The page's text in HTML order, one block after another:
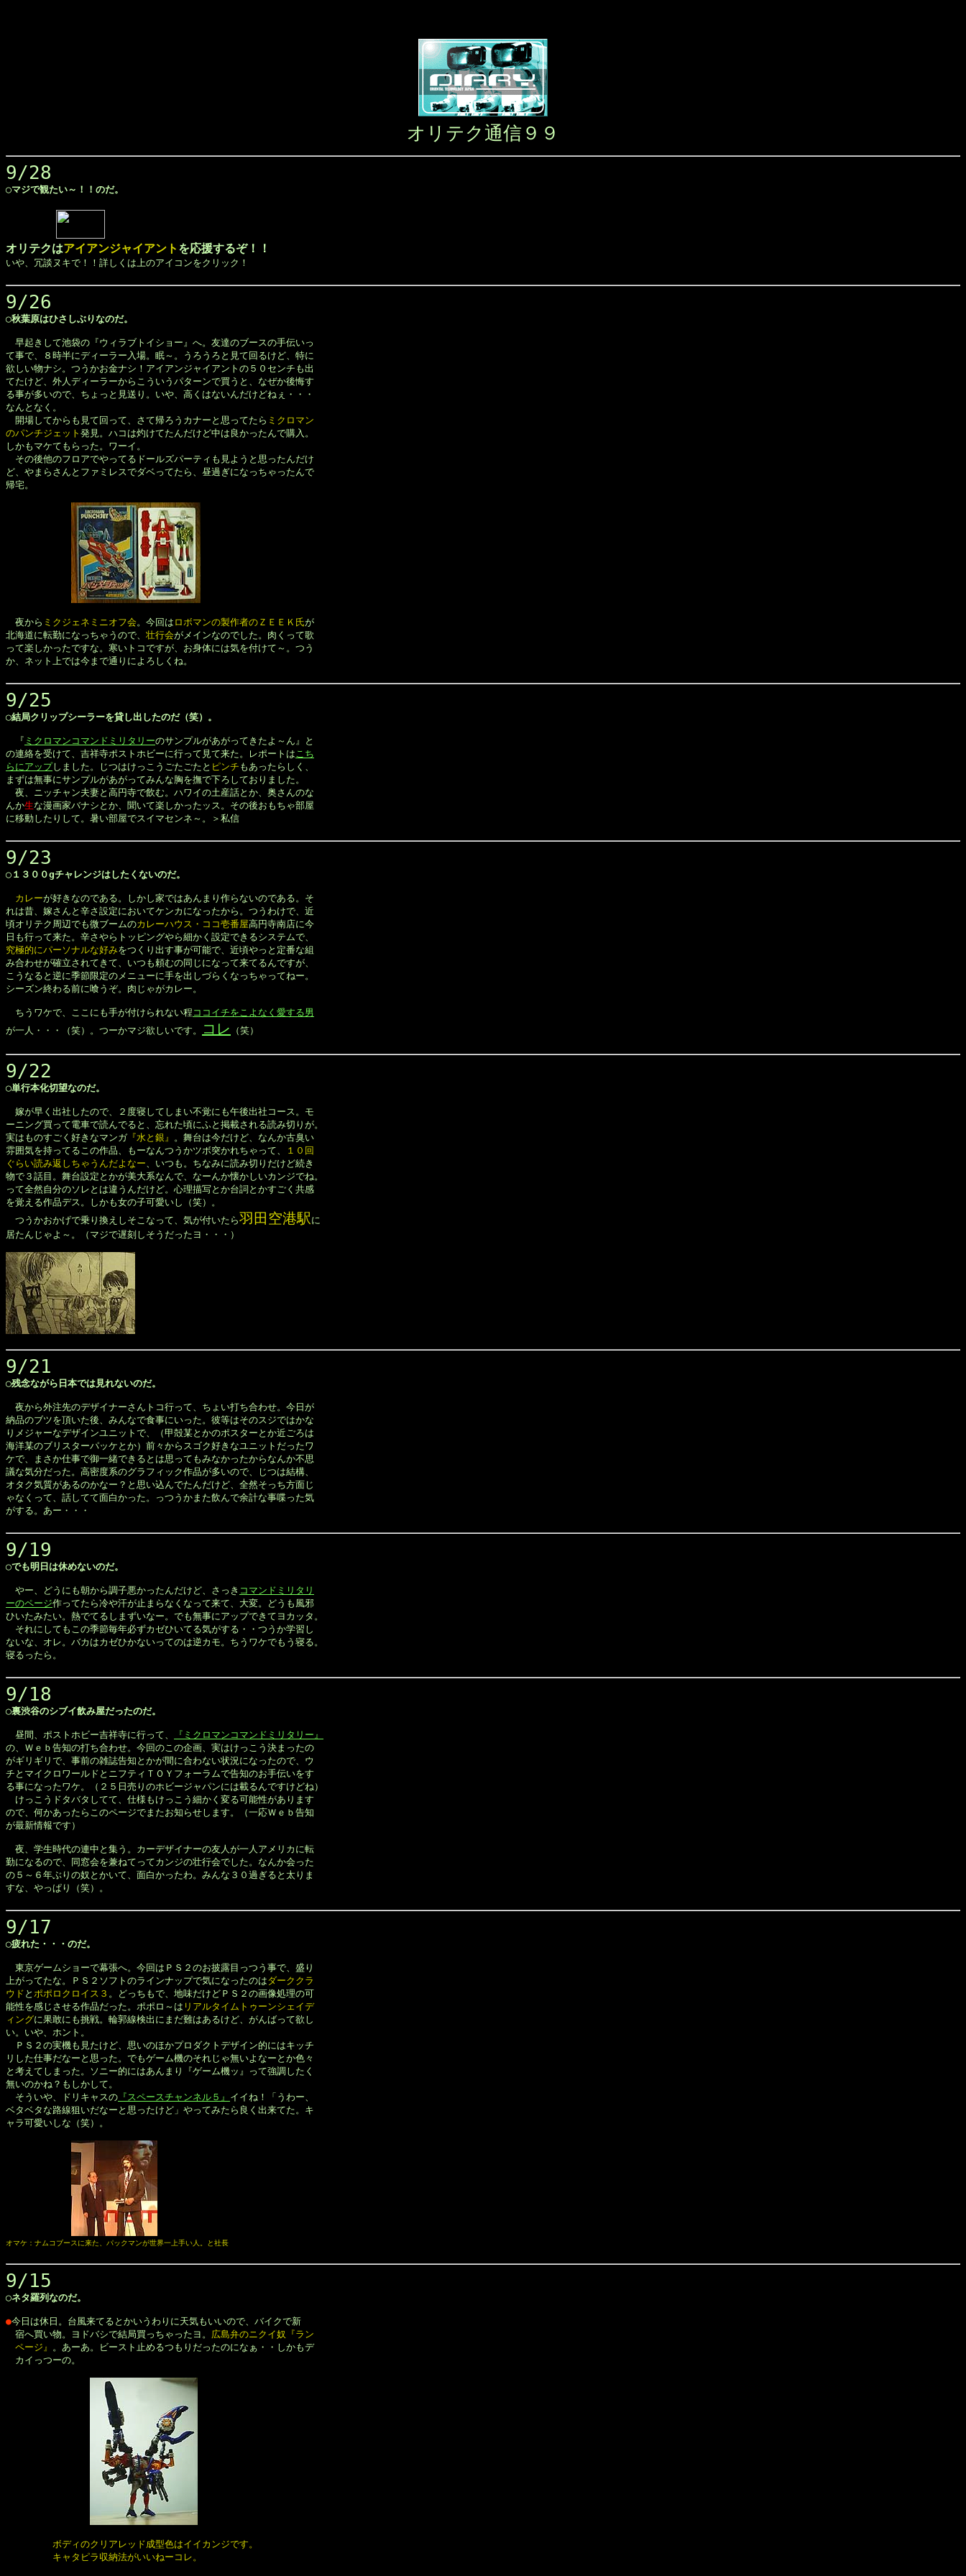
オリテク通信９９
9/28
◯マジで観たい～！！のだ。
オリテクはアイアンジャイアント を応援するぞ！！
いや、冗談ヌキで！！詳しくは上のアイコンをクリック！
9/26
◯秋葉原はひさしぶりなのだ。
早起きして池袋の『ウィラブトイショー』へ。友達のブースの手伝いっ
て事で、８時半にディーラー入場。眠～。うろうろと見て回るけど、特に
欲しい物ナシ。つうかお金ナシ！アイアンジャイアントの５０センチも出
てたけど、外人ディーラーからこういうパターンで買うと、なぜか後悔す
る事が多いので、ちょっと見送り。いや、高くはないんだけどねぇ・・・
なんとなく。
開場してからも見て回って、さて帰ろうカナーと思ってたら ミクロマン
のパンチジェット 発見。ハコは灼けてたんだけど中は良かったんで購入。
しかもマケてもらった。ワーイ。
その後他のフロアでやってるドールズパーティも見ようと思ったんだけ
ど、やまらさんとファミレスでダベってたら、昼過ぎになっちゃったんで
帰宅。
夜から ミクジェネミニオフ会 。今回は ロボマンの製作者のＺＥＥＫ氏が
北海道に転勤になっちゃうので、 壮行会がメインなのでした。肉くって歌
って楽しかったですな。寒いトコですが、お身体には気を付けて～。つう
か、ネット上では今まで通りによろしくね。
9/25
◯結局クリップシーラーを貸し出したのだ（笑）。
『 ミクロマンコマンドミリタリーのサンプルがあがってきたよ～ん』と
の連絡を受けて、吉祥寺ポストホビーに行って見て来た。レポートは こち
らにアップしました。じつはけっこうごたごたと ピンチ もあったらしく、
まずは無事にサンプルがあがってみんな胸を撫で下ろしておりました。
夜、ニッチャン夫妻と高円寺で飲む。ハワイの土産話とか、奥さんのな
んか生な漫画家バナシとか、聞いて楽しかったッス。その後おもちゃ部屋
に移動したりして。暑い部屋でスイマセンネ～。＞私信
9/23
◯１３００gチャレンジはしたくないのだ。
カレーが好きなのである。しかし家ではあんまり作らないのである。そ
れは昔、嫁さんと辛さ設定においてケンカになったから。つうわけで、近
頃オリテク周辺でも微ブームのカレーハウス・ココ壱番屋高円寺南店に今
日も行って来た。辛さやらトッピングやら細かく設定できるシステムで、
究極的にパーソナルな好みをつくり出す事が可能で、近頃やっと定番な組
み合わせが確立されてきて、いつも頼むの同じになって来てるんですが、
こうなると逆に季節限定のメニューに手を出しづらくなっちゃってねー。
シーズン終わる前に喰うぞ。肉じゃがカレー。
ちうワケで、ここにも手が付けられない程 ココイチをこよなく愛する男
が一人・・・（笑）。つーかマジ欲しいです。
コレ （笑）
9/22
◯単行本化切望なのだ。
嫁が早く出社したので、２度寝してしまい不覚にも午後出社コース。モ
ーニング買って電車で読んでると、忘れた頃にふと掲載される読み切りが。
実はものすごく好きなマンガ『水と銀』
。舞台は今だけど、なんか古臭い
雰囲気を持ってるこの作品、もーなんつうかツボ突かれちゃって、
１０回
ぐらい読み返しちゃうんだよなー 、いつも。ちなみに読み切りだけど続き
物で３話目。舞台設定とかが美大系なんで、なーんか懐かしいカンジでね。
って全然自分のソレとは違うんだけど。心理描写とか台詞とかすごく共感
を覚える作品デス。しかも女の子可愛いし（笑）。
つうかおかげで乗り換えしそこなって、気が付いたら羽田空港駅 に
居たんじゃよ～。（マジで遅刻しそうだったヨ・・・）
9/21
◯残念ながら日本では見れないのだ。
夜から外注先のデザイナーさんトコ行って、ちょい打ち合わせ。今日が
納品のブツを頂いた後、みんなで食事にいった。彼等はそのスジではかな
りメジャーなデザインユニットで、（甲殻某とかのポスターとか近ごろは
海洋某のブリスターパッケとか）前々からスゴク好きなユニットだったワ
ケで、まさか仕事で御一緒できるとは思ってもみなかったからなんか不思
議な気分だった。高密度系のグラフィック作品が多いので、じつは結構、
オタク気質があるのかなー？と思い込んでたんだけど、全然そっち方面じ
ゃなくって、話してて面白かった。っつうかまた飲んで余計な事喋った気
がする。あー・・・
9/19
◯でも明日は休めないのだ。
やー、どうにも朝から調子悪かったんだけど、さっき コマンドミリタリ
ーのページ作ってたら冷や汗が止まらなくなって来て、大変。どうも風邪
ひいたみたい。熱でてるしまずいなー。でも無事にアップできてヨカッタ。
それにしてもこの季節毎年必ずカゼひいてる気がする・・つうか学習し
ないな、オレ。バカはカゼひかないってのは逆カモ。ちうワケでもう寝る。
寝るったら。
9/18
◯裏渋谷のシブイ飲み屋だったのだ。
昼間、ポストホビー吉祥寺に行って、
『ミクロマンコマンドミリタリー』
の、Ｗｅｂ告知の打ち合わせ。今回のこの企画、実はけっこう決まったの
がギリギリで、事前の雑誌告知とかが間に合わない状況になったので、ウ
チとマイクロワールドとニフティＴＯＹフォーラムで告知のお手伝いをす
る事になったワケ。（２５日売りのホビージャパンには載るんですけどね）
けっこうドタバタしてて、仕様もけっこう細かく変る可能性があります
ので、何かあったらこのページでまたお知らせします。（一応Ｗｅｂ告知
が最新情報です）
夜、学生時代の連中と集う。カーデザイナーの友人が一人アメリカに転
勤になるので、同窓会を兼ねてってカンジの壮行会でした。なんか会った
の５～６年ぶりの奴とかいて、面白かったわ。みんな３０過ぎると太りま
すな、やっぱり（笑）。
9/17
◯疲れた・・・のだ。
東京ゲームショーで幕張へ。今回はＰＳ２のお披露目っつう事で、盛り
上がってたな。ＰＳ２ソフトのラインナップで気になったのはダーククラ
ウド と ポポロクロイス３ 。どっちもで、地味だけどＰＳ２の画像処理の可
能性を感じさせる作品だった。ポポロ～は リアルタイムトゥーンシェイデ
ィングに果敢にも挑戦。輪郭線検出にまだ難はあるけど、がんばって欲し
い。いや、ホント。
ＰＳ２の実機も見たけど、思いのほかプロダクトデザイン的にはキッチ
リした仕事だなーと思った。でもゲーム機のそれじゃ無いよなーとか色々
と考えてしまった。ソニー的にはあんまり『ゲーム機ッ』って強調したく
無いのかね？もしかして。
そういや、ドリキャスの 『スペースチャンネル５』 イイね！「うわー、
ベタベタな路線狙いだなーと思ったけど」やってみたら良く出来てた。キ
ャラ可愛いしな（笑）。
オマケ：ナムコブースに来た、パックマンが世界一上手い人。と社長
9/15
◯ネタ羅列なのだ。
●今日は休日。台風来てるとかいうわりに天気もいいので、バイクで新
宿へ買い物。ヨドバシで結局買っちゃったヨ。 広島弁のニクイ奴『ラン
ページ』
。あーあ。ビースト止めるつもりだったのになぁ・・しかもデ
カイっつーの。
ボディのクリアレッド成型色はイイカンジです。
キャタピラ収納法がいいねーコレ。